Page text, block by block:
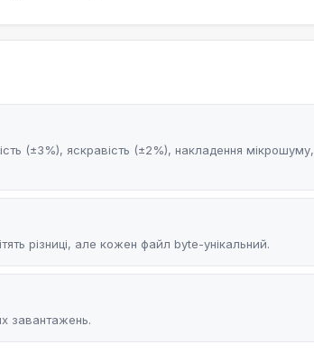
(±3%), яскравість (±2%), накладення мікрошуму,
різниці, але кожен файл byte-унікальний.
завантажень.